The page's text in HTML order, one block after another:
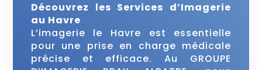
Découvrez les Services d’Imagerie
au Havre
L’imagerie le Havre est essentielle
pour une prise en charge médicale
précise et efficace. Au GROUPE